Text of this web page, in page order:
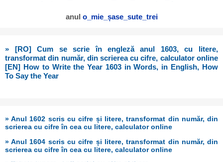
anul o_mie_șase_sute_trei
» [RO] Cum se scrie în engleză anul 1603, cu litere,
transformat din număr, din scrierea cu cifre, calculator online
[EN] How to Write the Year 1603 in Words, in English, How
To Say the Year
» Anul 1602 scris cu cifre și litere, transformat din număr, din
scrierea cu cifre în cea cu litere, calculator online
» Anul 1604 scris cu cifre și litere, transformat din număr, din
scrierea cu cifre în cea cu litere, calculator online